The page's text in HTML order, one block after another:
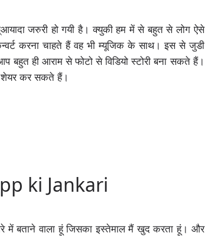
जरुरी हो गयी है। क्युकी हम में से बहुत से लोग ऐसे
करना चाहते हैं वह भी म्यूजिक के साथ। इस से जुडी
ही आराम से फोटो से विडियो स्टोरी बना सकते हैं।
शेयर कर सकते हैं।
ki Jankari
बताने वाला हूं जिसका इस्तेमाल मैं खुद करता हूं। और